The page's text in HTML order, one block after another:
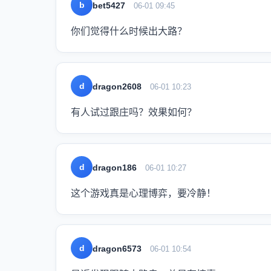
b bet5427 06-01 09:45
你们觉得什么时候出大路？
d dragon2608 06-01 10:23
有人试过跟庄吗？效果如何？
d dragon186 06-01 10:27
这个游戏真是心理博弈，要冷静！
d dragon6573 06-01 10:54